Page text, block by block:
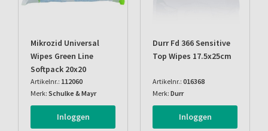
Mikrozid Universal
Wipes Green Line
Softpack 20x20
Artikelnr.: 112060
Merk: Schulke & Mayr
Inloggen
Durr Fd 366 Sensitive
Top Wipes 17.5x25cm
Artikelnr.: 016368
Merk: Durr
Inloggen